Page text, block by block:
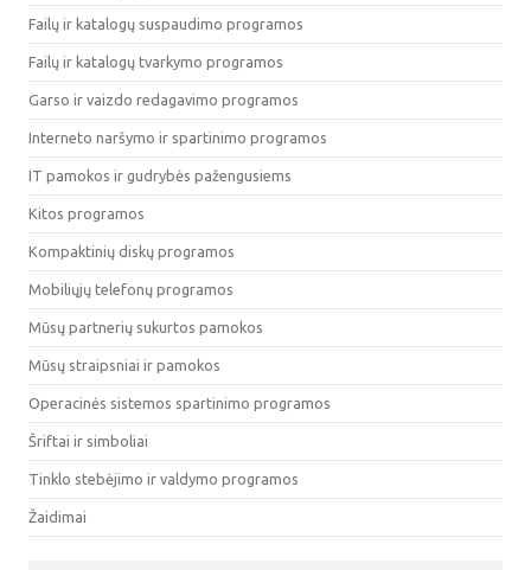
Failų ir katalogų suspaudimo programos
Failų ir katalogų tvarkymo programos
Garso ir vaizdo redagavimo programos
Interneto naršymo ir spartinimo programos
IT pamokos ir gudrybės pažengusiems
Kitos programos
Kompaktinių diskų programos
Mobiliųjų telefonų programos
Mūsų partnerių sukurtos pamokos
Mūsų straipsniai ir pamokos
Operacinės sistemos spartinimo programos
Šriftai ir simboliai
Tinklo stebėjimo ir valdymo programos
Žaidimai